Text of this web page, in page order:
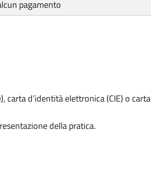
pagamento
carta d’identità elettronica (CIE) o carta
della pratica.